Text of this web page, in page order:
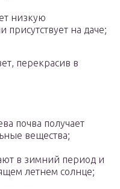
низкую
присутствует на даче;
перекрасив в
почва получает
вещества;
в зимний период и
летнем солнце;